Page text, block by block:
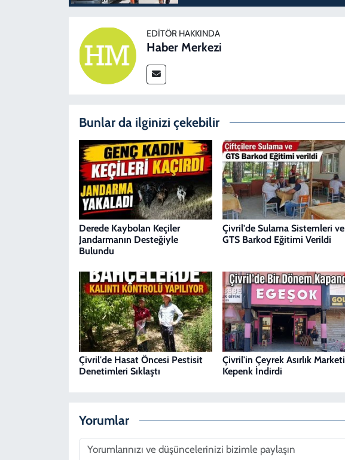
EDITÖR HAKKINDA
Haber Merkezi
Bunlar da ilginizi çekebilir
Derede Kaybolan Keçiler
Jandarmanın Desteğiyle
Bulundu
Çivril'de Sulama Sistemleri ve
GTS Barkod Eğitimi Verildi
Çivril'de Hasat Öncesi Pestisit
Denetimleri Sıklaştı
Çivril'in Çeyrek Asırlık Marketi
Kepenk İndirdi
Yorumlar